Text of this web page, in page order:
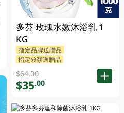
多芬 玫瑰水嫩沐浴乳 1
KG
指定品牌送贈品
指定分類送贈品
$64.00
$35.00